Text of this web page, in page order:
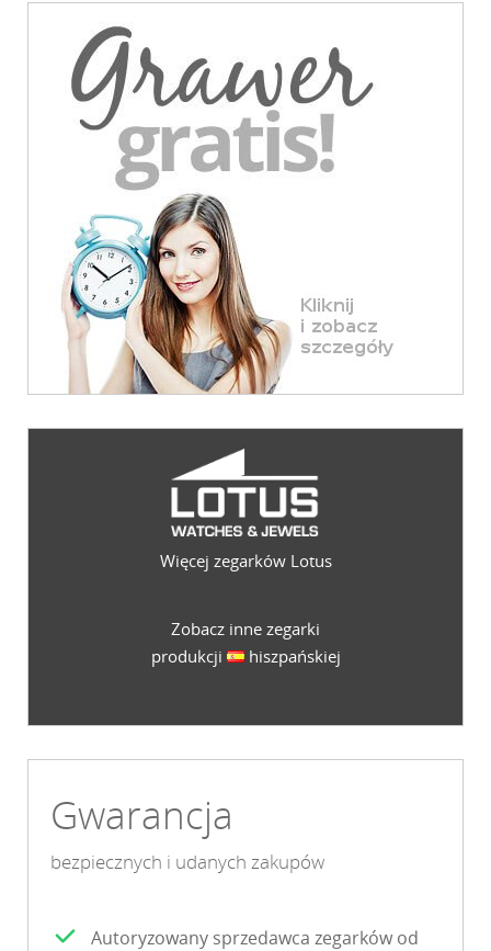
Więcej zegarków Lotus
Zobacz inne zegarki
produkcji
hiszpańskiej
Gwarancja
bezpiecznych i udanych zakupów
Autoryzowany sprzedawca zegarków od